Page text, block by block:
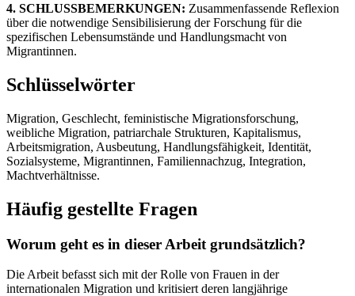
4. SCHLUSSBEMERKUNGEN: Zusammenfassende Reflexion
über die notwendige Sensibilisierung der Forschung für die
spezifischen Lebensumstände und Handlungsmacht von
Migrantinnen.
Schlüsselwörter
Migration, Geschlecht, feministische Migrationsforschung,
weibliche Migration, patriarchale Strukturen, Kapitalismus,
Arbeitsmigration, Ausbeutung, Handlungsfähigkeit, Identität,
Sozialsysteme, Migrantinnen, Familiennachzug, Integration,
Machtverhältnisse.
Häufig gestellte Fragen
Worum geht es in dieser Arbeit grundsätzlich?
Die Arbeit befasst sich mit der Rolle von Frauen in der
internationalen Migration und kritisiert deren langjährige